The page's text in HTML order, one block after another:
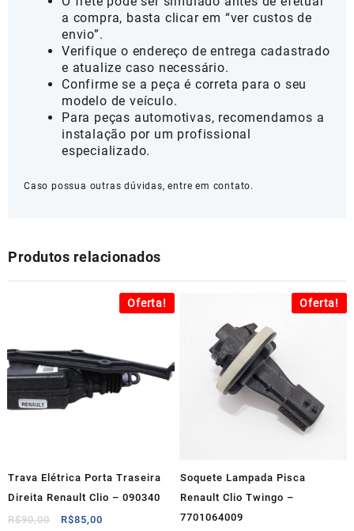
a compra, basta clicar em “ver custos de
envio”.
Verifique o endereço de entrega cadastrado
e atualize caso necessário.
Confirme se a peça é correta para o seu
modelo de veículo.
Para peças automotivas, recomendamos a
instalação por um profissional
especializado.
Caso possua outras dúvidas, entre em contato.
Produtos relacionados
Oferta!
Trava Elétrica Porta Traseira
Direita Renault Clio – 090340
R$90,00
O
R$85,00
Oferta!
Soquete Lampada Pisca
Renault Clio Twingo –
7701064009